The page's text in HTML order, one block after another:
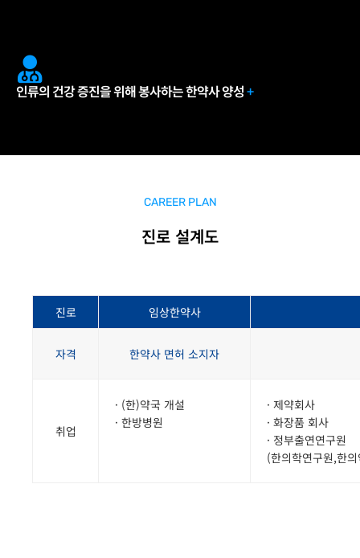
인류의 건강 증진을 위해 봉사하는 한약사 양성+
CAREER PLAN
진로 설계도
진로 임상한약사
자격 한약사 면허 소지자
취업
· (한)약국 개설
· 한방병원
· 제약회사
· 화장품 회사
· 정부출연연구원
(한의학연구원,한